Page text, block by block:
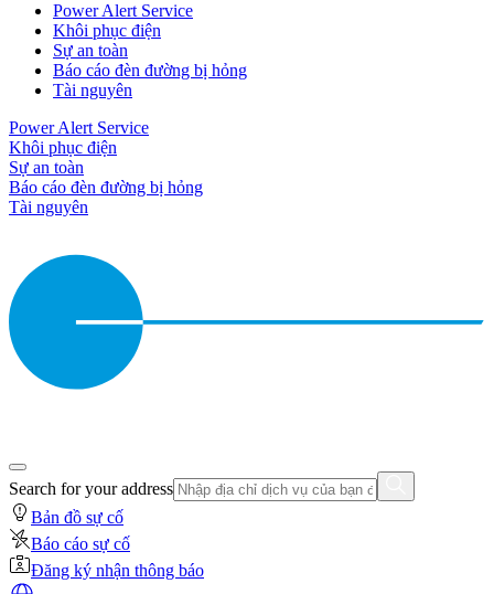
Power Alert Service
Khôi phục điện
Sự an toàn
Báo cáo đèn đường bị hỏng
Tài nguyên
Power Alert Service
Khôi phục điện
Sự an toàn
Báo cáo đèn đường bị hỏng
Tài nguyên
Search for your address
Bản đồ sự cố
Báo cáo sự cố
Đăng ký nhận thông báo